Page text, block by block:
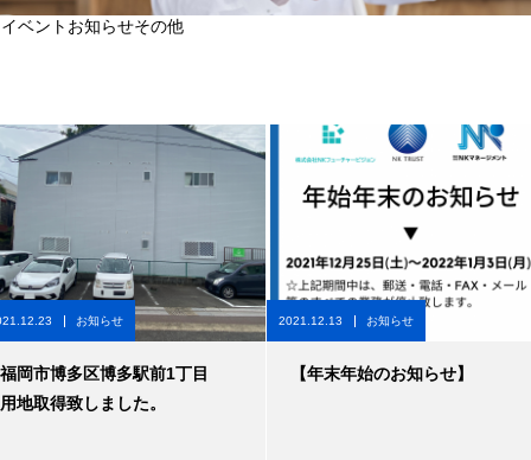
イベント お知らせその他
お知らせ
福岡市博多区博多駅前1丁目
用地取得致しました。
2021.12.13 お知らせ
【年末年始のお知らせ】